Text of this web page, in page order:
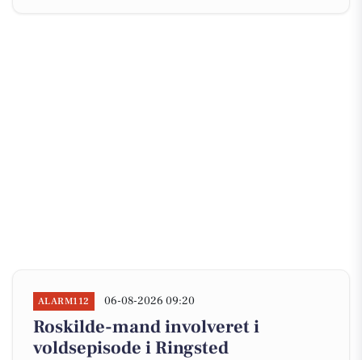
ALARM112 06-08-2026 09:20
Roskilde-mand involveret i
voldsepisode i Ringsted